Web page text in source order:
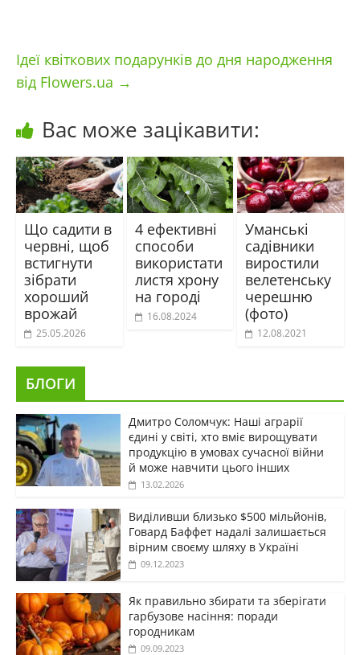
Ідеї квіткових подарунків до дня народження
від Flowers.ua →
Вас може зацікавити:
Що садити в
червні, щоб
встигнути
зібрати
хороший
врожай
25.05.2026
4 ефективні
способи
використати
листя хрону
на городі
16.08.2024
Уманські
садівники
виростили
велетенську
черешню
(фото)
12.08.2021
БЛОГИ
Дмитро Соломчук: Наші аграрії
єдині у світі, хто вміє вирощувати
продукцію в умовах сучасної війни
й може навчити цього інших
13.02.2026
Виділивши близько $500 мільйонів,
Говард Баффет надалі залишається
вірним своєму шляху в Україні
09.12.2023
Як правильно збирати та зберігати
гарбузове насіння: поради
городникам
09.09.2023